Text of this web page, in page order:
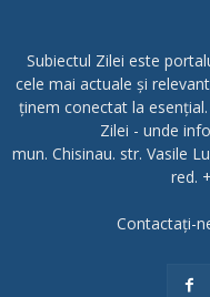
Subiectul Zilei este
cele mai actuale și
ținem conectat la
Zilei - unde
mun. Chisinau. str. Vasile
red.
Contactați-